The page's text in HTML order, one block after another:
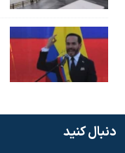
دنبال کنید